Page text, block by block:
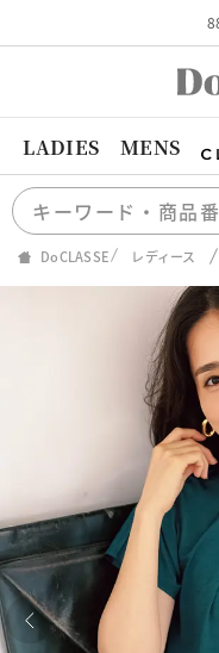
LADIES MENS
DoCLASSE レディース